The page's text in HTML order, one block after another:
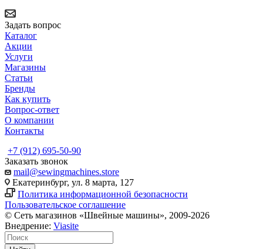
Задать вопрос
Каталог
Акции
Услуги
Магазины
Статьи
Бренды
Как купить
Вопрос-ответ
О компании
Контакты
+7 (912) 695-50-90
Заказать звонок
mail@sewingmachines.store
Екатеринбург, ул. 8 марта, 127
Политика информационной безопасности
Пользовательское соглашение
© Сеть магазинов «Швейные машины», 2009-2026
Внедрение: Viasite